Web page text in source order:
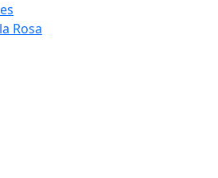
Rosa
Rosa